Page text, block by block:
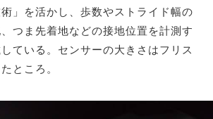
」を活かし、歩数やストライド幅の
つま先着地などの接地位置を計測す
ている。センサーの大きさはフリス
ところ。